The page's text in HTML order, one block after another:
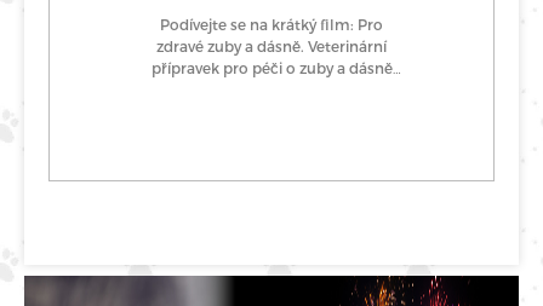
Podívejte se na krátký film: Pro
zdravé zuby a dásně. Veterinární
přípravek pro péči o zuby a dásně
balení: 40 g Nakupujte na alavis-